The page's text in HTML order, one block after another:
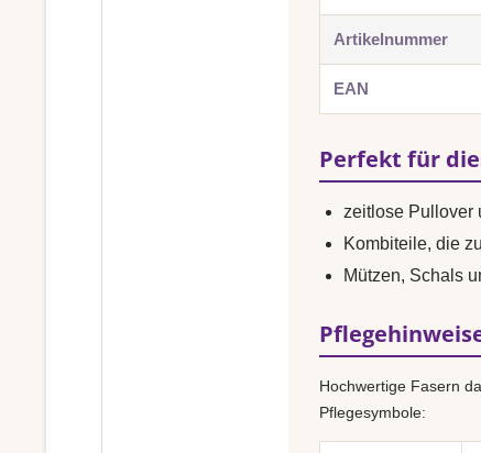
Artikelnummer
EAN
Perfekt für
zeitlose Pullover
Kombiteile, die
Mützen, Schals
Hochwertige Fasern
Pflegesymbole: